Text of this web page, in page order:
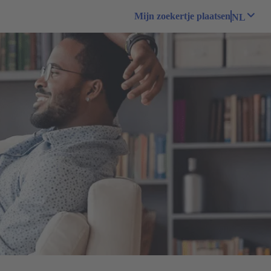
Mijn zoekertje plaatsenNL